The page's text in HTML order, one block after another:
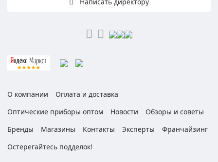
О компании
Оплата и доставка
Оптические приборы оптом
Новости
Обзоры и советы
Бренды
Магазины Контакты Эксперты
Франчайзинг
Остерегайтесь подделок!